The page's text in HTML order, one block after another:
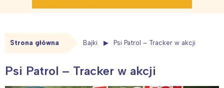
Strona główna Bajki Psi Patrol – Tracker w akcji
Psi Patrol – Tracker w akcji